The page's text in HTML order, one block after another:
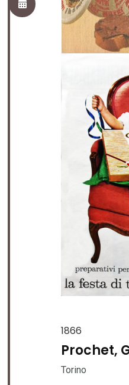
1866
Prochet,
Torino